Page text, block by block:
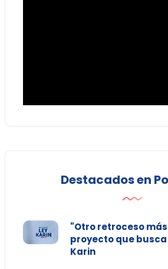
Destacados en
"Otro retroceso
proyecto que
Karin